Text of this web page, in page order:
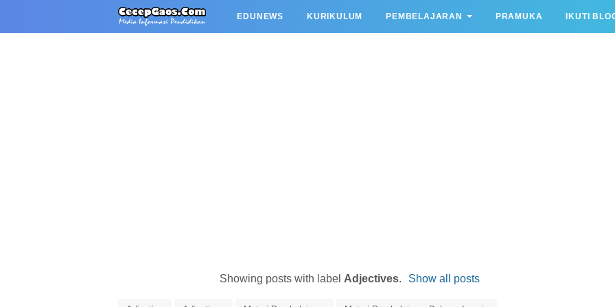
EDUNEWS KURIKULUM PEMBELAJARAN PRAMUKA IKUTI
Showing posts with label Adjectives. Show all posts